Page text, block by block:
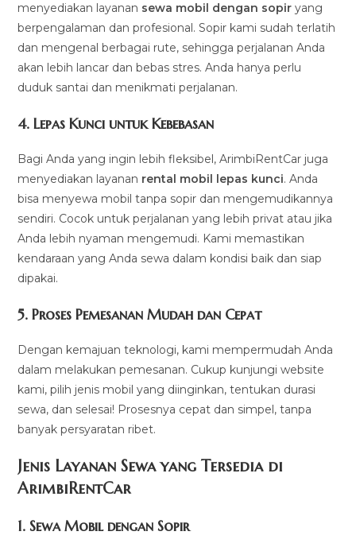
menyediakan layanan sewa mobil dengan sopir yang
berpengalaman dan profesional. Sopir kami sudah terlatih
dan mengenal berbagai rute, sehingga perjalanan Anda
akan lebih lancar dan bebas stres. Anda hanya perlu
duduk santai dan menikmati perjalanan.
4.Lepas Kunci untuk Kebebasan
Bagi Anda yang ingin lebih fleksibel, ArimbiRentCar juga
menyediakan layanan rental mobil lepas kunci. Anda
bisa menyewa mobil tanpa sopir dan mengemudikannya
sendiri. Cocok untuk perjalanan yang lebih privat atau jika
Anda lebih nyaman mengemudi. Kami memastikan
kendaraan yang Anda sewa dalam kondisi baik dan siap
dipakai.
5.Proses Pemesanan Mudah dan Cepat
Dengan kemajuan teknologi, kami mempermudah Anda
dalam melakukan pemesanan. Cukup kunjungi website
kami, pilih jenis mobil yang diinginkan, tentukan durasi
sewa, dan selesai! Prosesnya cepat dan simpel, tanpa
banyak persyaratan ribet.
Jenis Layanan Sewa yang Tersedia di
ArimbiRentCar
1.Sewa Mobil dengan Sopir